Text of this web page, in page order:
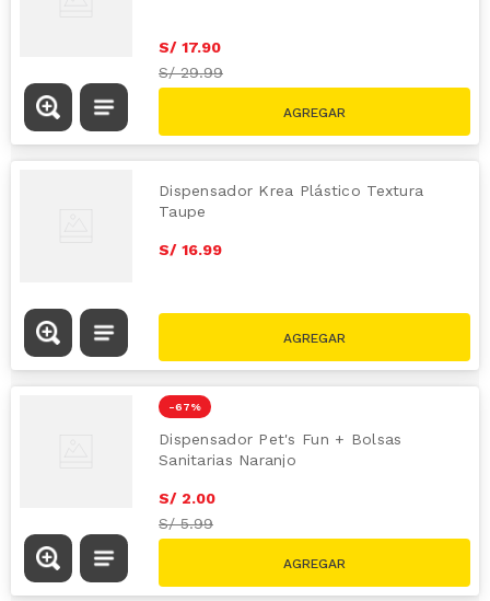
S/ 17.90
S/29.99
Dispensador Krea Plástico Textura
Taupe
S/ 16.99
-67 %
Dispensador Pet's Fun + Bolsas
Sanitarias Naranjo
S/ 2.00
S/5.99